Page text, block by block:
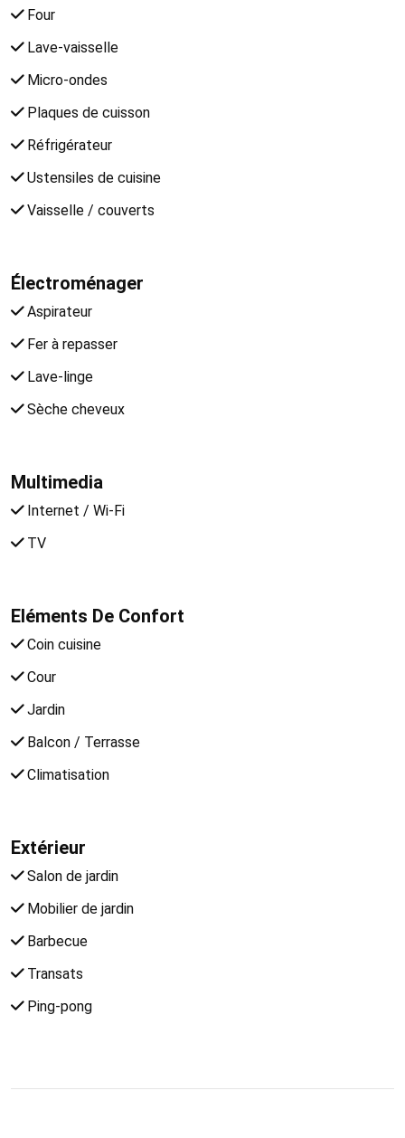
Four
Lave-vaisselle
Micro-ondes
Plaques de cuisson
Réfrigérateur
Ustensiles de cuisine
Vaisselle / couverts
Électroménager
Aspirateur
Fer à repasser
Lave-linge
Sèche cheveux
Multimedia
Internet / Wi-Fi
TV
Eléments De Confort
Coin cuisine
Cour
Jardin
Balcon / Terrasse
Climatisation
Extérieur
Salon de jardin
Mobilier de jardin
Barbecue
Transats
Ping-pong